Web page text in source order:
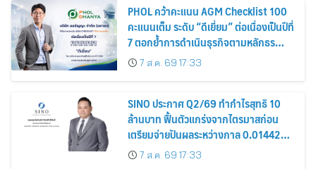
PHOL คว้าคะแนน AGM Checklist 100
คะแนนเต็ม ระดับ “ดีเยี่ยม” ต่อเนื่องเป็นปีที่
7 ตอกย้ำการดำเนินธุรกิจตามหลักธร
รมาภิบาล โปร่งใส สร้างความเชื่อมั่นผู้ถือ
หุ้น
7 ส.ค. 69 17:33
SINO ประกาศ Q2/69 ทำกำไรสุทธิ 10
ล้านบาท ฟื้นตัวแกร่งจากไตรมาสก่อน
เตรียมจ่ายปันผลระหว่างกาล 0.014423
บาทต่อหุ้น ครึ่งปีหลังมุ่งเติบโตต่อเนื่อง
7 ส.ค. 69 17:33